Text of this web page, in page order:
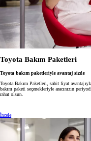
Toyota Bakım Paketleri
Toyota bakım paketleriyle avantaj sizde
Toyota Bakım Paketleri, sabit fiyat
bakım paketi seçenekleriyle aracınızın
rahat olsun.
İncele